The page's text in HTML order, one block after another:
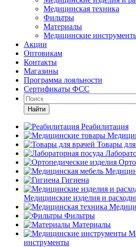
Медицинская техника
Фильтры
Материалы
Медицинские
Акции
Оптовикам
Контакты
Магазины
Программа лояльности
Сертификаты ФСС
Найти
Реабилитация
Товары
Гигиена
Медицинские изделия и
Фильтры
Материалы
инструменты